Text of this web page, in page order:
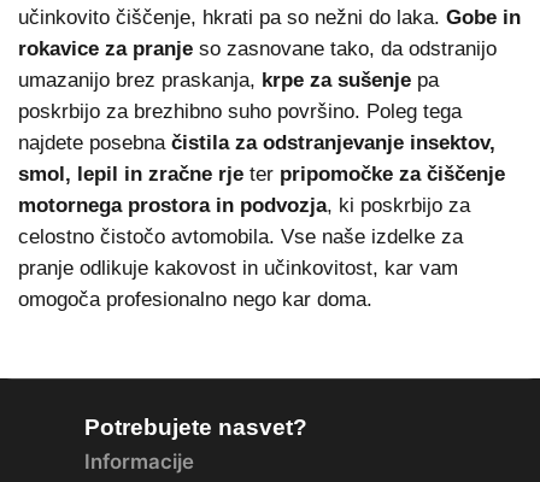
učinkovito čiščenje, hkrati pa so nežni do laka. Gobe in
rokavice za pranje so zasnovane tako, da odstranijo
umazanijo brez praskanja, krpe za sušenje pa
poskrbijo za brezhibno suho površino. Poleg tega
najdete posebna čistila za odstranjevanje insektov,
smol, lepil in zračne rje ter pripomočke za čiščenje
motornega prostora in podvozja, ki poskrbijo za
celostno čistočo avtomobila. Vse naše izdelke za
pranje odlikuje kakovost in učinkovitost, kar vam
omogoča profesionalno nego kar doma.
Potrebujete nasvet?
Informacije